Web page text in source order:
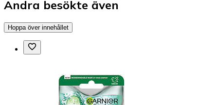
Andra besökte även
Hoppa över innehållet